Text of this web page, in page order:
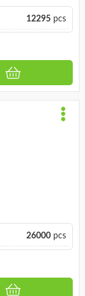
12295pcs
26000pcs